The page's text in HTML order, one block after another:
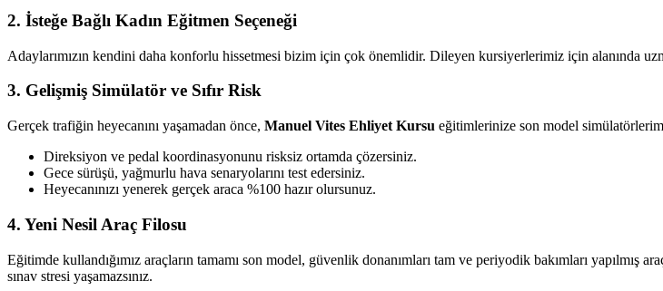
2. İsteğe Bağlı Kadın Eğitmen Seçeneği
Adaylarımızın kendini daha konforlu hissetmesi bizim için çok önemlidir. Dileyen kursiyerlerimiz için alanında
3. Gelişmiş Simülatör ve Sıfır Risk
Gerçek trafiğin heyecanını yaşamadan önce, Manuel Vites Ehliyet Kursu eğitimlerinize son model
Direksiyon ve pedal koordinasyonunu risksiz ortamda çözersiniz.
Gece sürüşü, yağmurlu hava senaryolarını test edersiniz.
Heyecanınızı yenerek gerçek araca %100 hazır olursunuz.
4. Yeni Nesil Araç Filosu
Eğitimde kullandığımız araçların tamamı son model, güvenlik donanımları tam ve periyodik bakımları yapılmış
sınav stresi yaşamazsınız.